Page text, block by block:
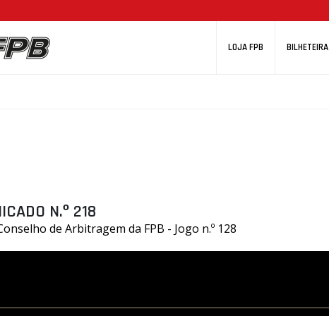
LOJA FPB BILHETEIRA
N.º 218
de Arbitragem da FPB - Jogo n.º 128